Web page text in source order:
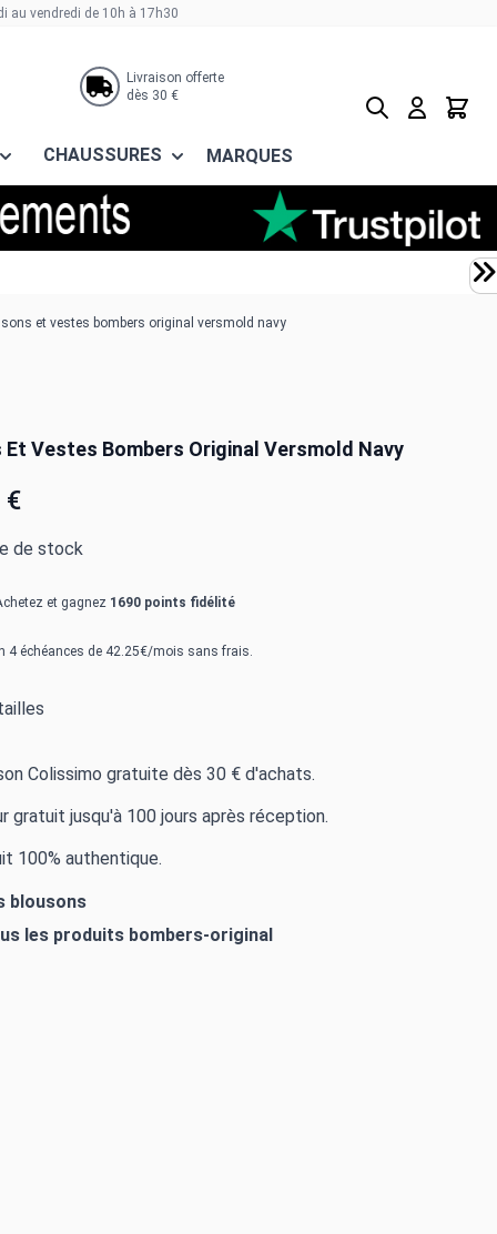
au vendredi de 10h à 17h30
Livraison offerte
dès 30 €
CHAUSSURES MARQUES
Rechercher
Panier
et vestes bombers original versmold navy
Et Vestes Bombers Original Versmold Navy
€
de stock
et gagnez 1690 points fidélité
4 échéances de 42.25€/mois sans frais.
Colissimo gratuite dès 30 € d'achats.
gratuit jusqu'à 100 jours après réception.
100% authentique.
blousons
les produits bombers-original